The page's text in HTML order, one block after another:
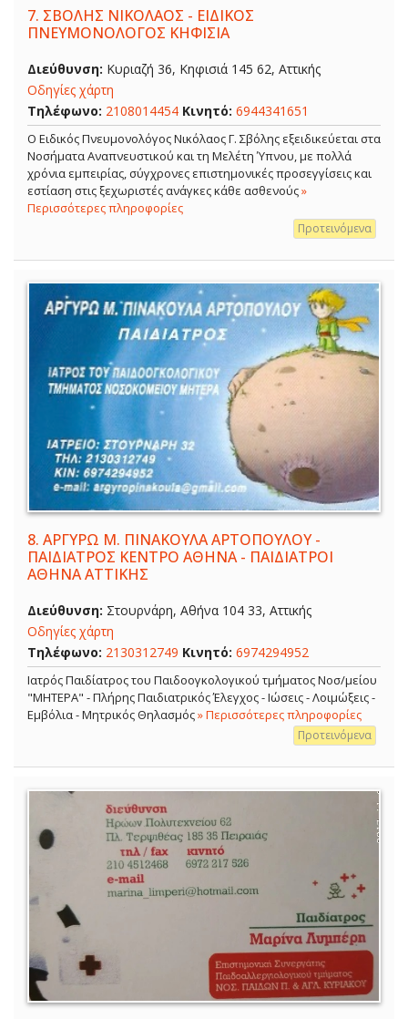
7. ΣΒΟΛΗΣ ΝΙΚΟΛΑΟΣ - ΕΙΔΙΚΟΣ
ΠΝΕΥΜΟΝΟΛΟΓΟΣ ΚΗΦΙΣΙΑ
Διεύθυνση: Κυριαζή 36, Κηφισιά 145 62, Αττικής
Οδηγίες χάρτη
Τηλέφωνο: 2108014454 Κινητό: 6944341651
O Ειδικός Πνευμονολόγος Νικόλαος Γ. Σβόλης εξειδικεύεται στα
Νοσήματα Αναπνευστικού και τη Μελέτη Ύπνου, με πολλά
χρόνια εμπειρίας, σύγχρονες επιστημονικές προσεγγίσεις και
εστίαση στις ξεχωριστές ανάγκες κάθε ασθενούς»
Περισσότερες πληροφορίες
Προτεινόμενα
8. ΑΡΓΥΡΩ Μ. ΠΙΝΑΚΟΥΛΑ ΑΡΤΟΠΟΥΛΟΥ -
ΠΑΙΔΙΑΤΡΟΣ ΚΕΝΤΡΟ ΑΘΗΝΑ - ΠΑΙΔΙΑΤΡΟΙ
ΑΘΗΝΑ ΑΤΤΙΚΗΣ
Διεύθυνση: Στουρνάρη, Αθήνα 104 33, Αττικής
Οδηγίες χάρτη
Τηλέφωνο: 2130312749 Κινητό: 6974294952
Ιατρός Παιδίατρος του Παιδοογκολογικού τμήματος Νοσ/μείου
"ΜΗΤΕΡΑ" - Πλήρης Παιδιατρικός Έλεγχος - Ιώσεις - Λοιμώξεις -
Εμβόλια - Μητρικός Θηλασμός» Περισσότερες πληροφορίες
Προτεινόμενα